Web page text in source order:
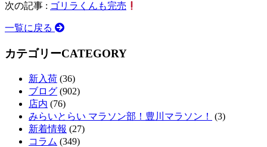
次の記事 : ゴリラくんも完売
一覧に戻る
カテゴリーCATEGORY
新入荷 (36)
ブログ (902)
店内 (76)
みらいとらい マラソン部！豊川マラソン！
(3)
新着情報 (27)
コラム (349)